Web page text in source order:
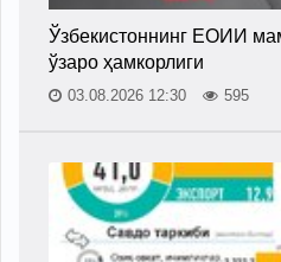
Ўзбекистоннинг ЕОИИ
ўзаро ҳамкорлиги
03.08.2026 12:30 595